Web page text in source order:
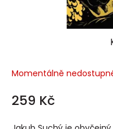
Momentálně
259 Kč